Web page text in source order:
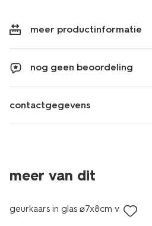
meer productinformatie
nog geen beoordeling
contactgegevens
meer van dit
vegan
geurkaars in glas ⌀7x8cm vanille